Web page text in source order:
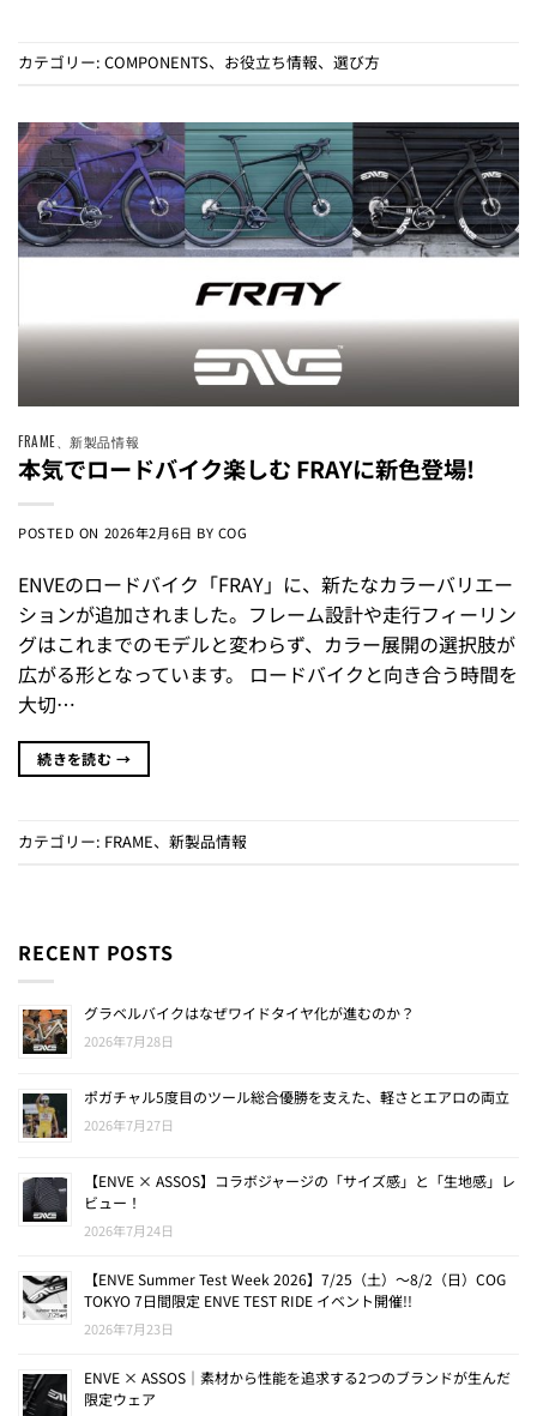
カテゴリー: COMPONENTS、 お役立ち情報、 選び方
FRAME 新製品情報
本気でロードバイク楽しむ FRAYに新色登場!
POSTED ON 2026年2月6日 BY COG
ENVEのロードバイク「FRAY」に、新たなカラーバリエー
ションが追加されました。フレーム設計や走行フィーリン
グはこれまでのモデルと変わらず、カラー展開の選択肢が
広がる形となっています。 ロードバイクと向き合う時間を
大切…
続きを読む →
カテゴリー: FRAME、 新製品情報
RECENT POSTS
グラベルバイクはなぜワイドタイヤ化が進むのか？
2026年7月28日
ポガチャル5度目のツール総合優勝を支えた、軽さとエアロの両立
2026年7月27日
【ENVE × ASSOS】コラボジャージの「サイズ感」と「生地感」レ
ビュー！
2026年7月24日
【ENVE Summer Test Week 2026】7/25（土）〜8/2（日）COG
TOKYO 7日間限定 ENVE TEST RIDE イベント開催!!
2026年7月23日
ENVE × ASSOS｜素材から性能を追求する2つのブランドが生んだ
限定ウェア